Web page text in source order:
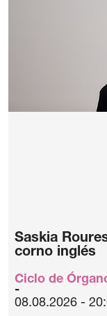
Saskia
corno inglés
Ciclo de
08.08.2026 -